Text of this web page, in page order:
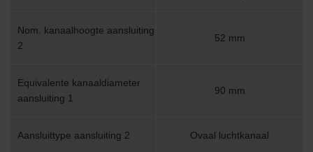
Nom. kanaalhoogte aansluiting
2
52 mm
Equivalente kanaaldiameter
aansluiting 1
90 mm
Aansluittype aansluiting 2 Ovaal luchtkanaal